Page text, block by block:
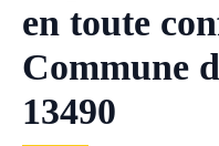
en toute
Commune
13490